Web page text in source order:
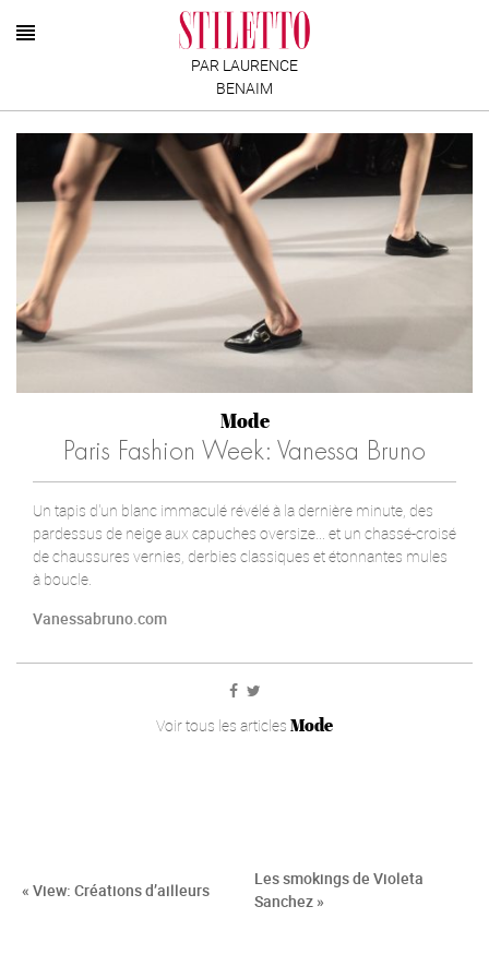
PAR LAURENCE
BENAIM
Mode
Paris Fashion Week: Vanessa Bruno
Un tapis d'un blanc immaculé révélé à la dernière minute, des
pardessus de neige aux capuches oversize... et un chassé-croisé
de chaussures vernies, derbies classiques et étonnantes mules
à boucle.
Vanessabruno.com
Voir tous les articles Mode
« View: Créations d’ailleurs
Les smokings de Violeta
Sanchez »